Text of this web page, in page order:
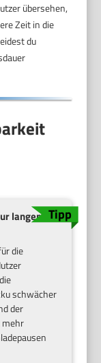
übersehen,
Zeit in die
du
langen
die
schwächer
der
mehr